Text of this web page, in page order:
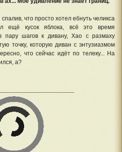
что просто хотел ебнуть челикса
ещё кусок яблока, всё это время
пару шагов к дивану, Хао с размаху
точку, которую диван с энтузиазмом
что сейчас идёт по телеку... На
а?